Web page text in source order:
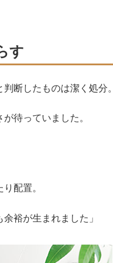
す
断したものは潔く処分。
待っていました。
配置。
裕が生まれました」